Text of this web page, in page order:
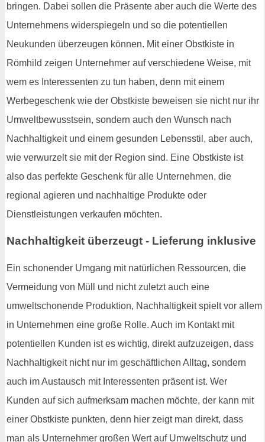
bringen. Dabei sollen die Präsente aber auch die Werte des
Unternehmens widerspiegeln und so die potentiellen
Neukunden überzeugen können. Mit einer Obstkiste in
Römhild zeigen Unternehmer auf verschiedene Weise, mit
wem es Interessenten zu tun haben, denn mit einem
Werbegeschenk wie der Obstkiste beweisen sie nicht nur ihr
Umweltbewusstsein, sondern auch den Wunsch nach
Nachhaltigkeit und einem gesunden Lebensstil, aber auch,
wie verwurzelt sie mit der Region sind. Eine Obstkiste ist
also das perfekte Geschenk für alle Unternehmen, die
regional agieren und nachhaltige Produkte oder
Dienstleistungen verkaufen möchten.
Nachhaltigkeit überzeugt - Lieferung inklusive
Ein schonender Umgang mit natürlichen Ressourcen, die
Vermeidung von Müll und nicht zuletzt auch eine
umweltschonende Produktion, Nachhaltigkeit spielt vor allem
in Unternehmen eine große Rolle. Auch im Kontakt mit
potentiellen Kunden ist es wichtig, direkt aufzuzeigen, dass
Nachhaltigkeit nicht nur im geschäftlichen Alltag, sondern
auch im Austausch mit Interessenten präsent ist. Wer
Kunden auf sich aufmerksam machen möchte, der kann mit
einer Obstkiste punkten, denn hier zeigt man direkt, dass
man als Unternehmer großen Wert auf Umweltschutz und